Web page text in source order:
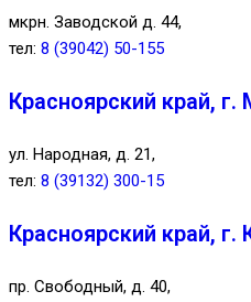
мкрн. Заводской д. 44,
тел: 8 (39042) 50-155
Красноярский край, г.
ул. Народная, д. 21,
тел: 8 (39132) 300-15
Красноярский край, г.
пр. Свободный, д. 40,